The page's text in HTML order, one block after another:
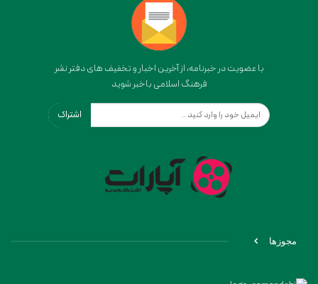
با عضویت در خبرنامه، از آخرین اخبار و تخفیف های دفتر نشر
فرهنگ اسلامی باخبر شوید
اشتراک
مجوزها